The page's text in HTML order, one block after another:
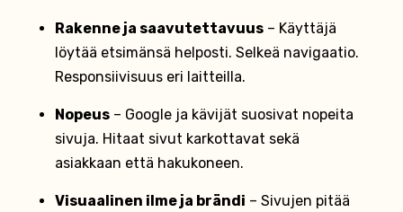
Rakenne ja saavutettavuus– Käyttäjä
löytää etsimänsä helposti. Selkeä navigaatio.
Responsiivisuus eri laitteilla.
Nopeus– Google ja kävijät suosivat nopeita
sivuja. Hitaat sivut karkottavat sekä
asiakkaan että hakukoneen.
Visuaalinen ilme ja brändi – Sivujen pitää